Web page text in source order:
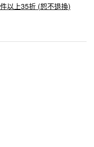
以上35折 (恕不退換)